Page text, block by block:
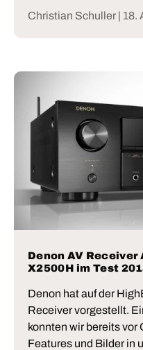
Christian Schuller | 18.
Denon AV Receiver
X2500H im Test
Denon hat auf der
Receiver vorgestellt.
konnten wir bereits vor
Features und Bilder in